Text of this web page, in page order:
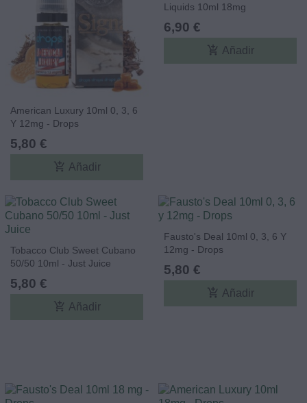
American Luxury 10ml 0, 3, 6
Y 12mg - Drops
5,80 €
add_shopping_cart Añadir
Liquids 10ml 18mg
6,90 €
add_shopping_cart Añadir
Tobacco Club Sweet Cubano
50/50 10ml - Just Juice
5,80 €
add_shopping_cart Añadir
Fausto's Deal 10ml 0, 3, 6 Y
12mg - Drops
5,80 €
add_shopping_cart Añadir